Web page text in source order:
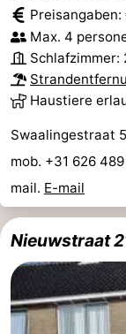
Max. 4
Schlafzimmer:
Haustiere
Swaalingestraat
mob. +31 626
mail. E-mail
Nieuwstraat